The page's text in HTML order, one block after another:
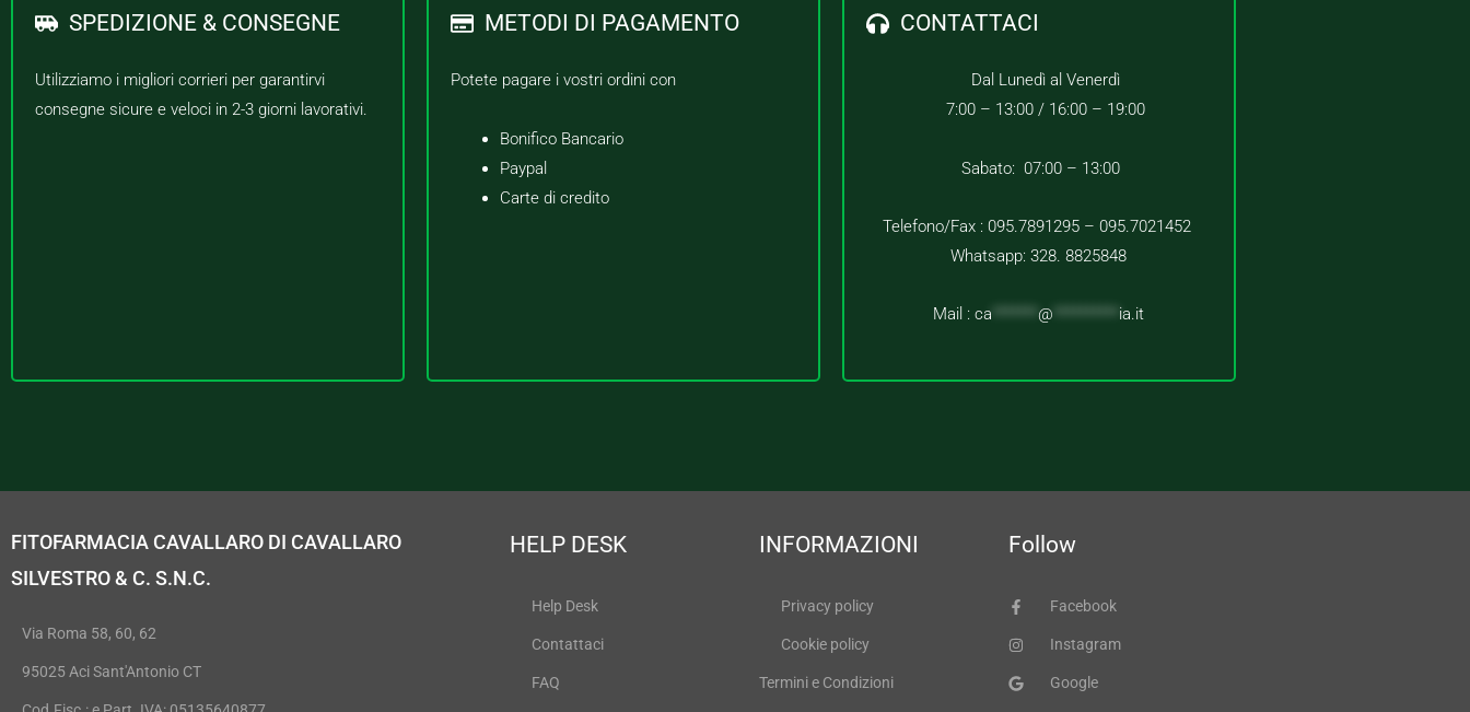
SPEDIZIONE & CONSEGNE
Utilizziamo i migliori corrieri per garantirvi
consegne sicure e veloci in 2-3 giorni lavorativi.
METODI DI PAGAMENTO
Potete pagare i vostri ordini con
Bonifico Bancario
Paypal
Carte di credito
CONTATTACI
Dal Lunedì al Venerdì
7:00 – 13:00 / 16:00 – 19:00
Sabato: 07:00 – 13:00
Telefono/Fax : 095.7891295 – 095.7021452
Whatsapp: 328. 8825848
Mail :ca *******@ ia.it
FITOFARMACIA CAVALLARO DI CAVALLARO
SILVESTRO & C. S.N.C.
Via Roma 58, 60, 62
95025 Aci Sant'Antonio CT
HELP DESK
Help Desk
Contattaci
FAQ
INFORMAZIONI
Privacy policy
Cookie policy
Termini e Condizioni
Follow
Facebook
Instagram
Google